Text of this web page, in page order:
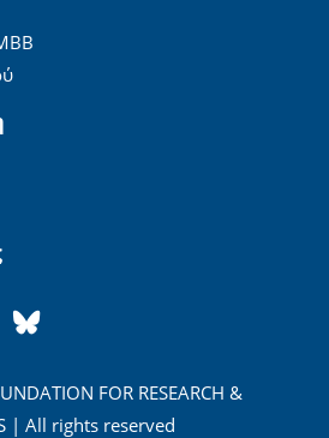
FOR RESEARCH &
| All rights reserved